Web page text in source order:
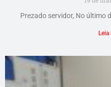
Prezado servidor, No último